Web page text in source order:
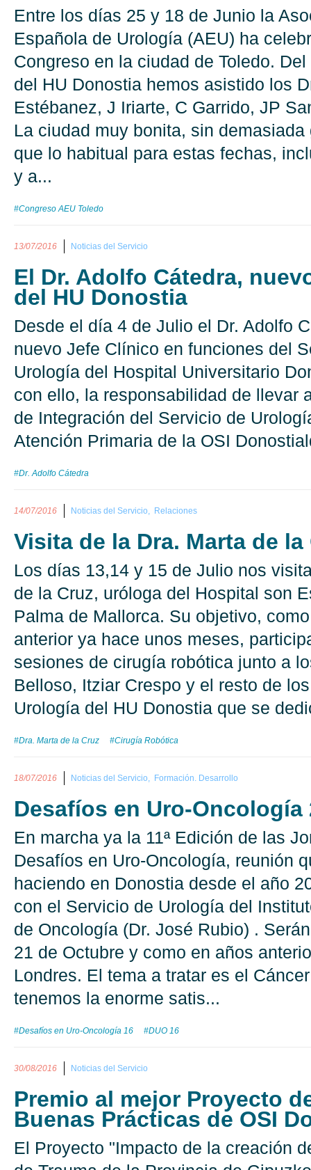
Entre los días 25 y 18 de Junio la
Española de Urología (AEU) ha
Congreso en la ciudad de Toledo.
del HU Donostia hemos asistido los
Estébanez, J Iriarte, C Garrido, JP
La ciudad muy bonita, sin
que lo habitual para estas fechas,
y a...
#Congreso AEU Toledo
13/07/2016 Noticias del Servicio
El Dr. Adolfo Cátedra,
del HU Donostia
Desde el día 4 de Julio el Dr. Adolfo
nuevo Jefe Clínico en funciones del
Urología del Hospital Universitario
con ello, la responsabilidad de llevar
de Integración del Servicio de
Atención Primaria de la OSI
#Dr. Adolfo Cátedra
14/07/2016 Noticias del Servicio, Relaciones
Visita de la Dra. Marta de la
Los días 13,14 y 15 de Julio nos
de la Cruz, uróloga del Hospital son
Palma de Mallorca. Su objetivo,
anterior ya hace unos meses,
sesiones de cirugía robótica junto a
Belloso, Itziar Crespo y el resto de
Urología del HU Donostia que se
#Dra. Marta de la Cruz #Cirugía Robótica
18/07/2016 Noticias del Servicio, Formación. Desarrollo
Desafíos en Uro-Oncología
En marcha ya la 11ª Edición de las
Desafíos en Uro-Oncología, reunión
haciendo en Donostia desde el año
con el Servicio de Urología del
de Oncología (Dr. José Rubio) .
21 de Octubre y como en años
Londres. El tema a tratar es el
tenemos la enorme satis...
#Desafíos en Uro-Oncología 16 #DUO 16
30/08/2016 Noticias del Servicio
Premio al mejor Proyecto
Buenas Prácticas de OSI
El Proyecto "Impacto de la creación